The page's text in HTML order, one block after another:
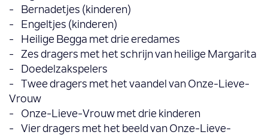
- Bernadetjes (kinderen)
- Engeltjes (kinderen)
- Heilige Begga met drie eredames
- Zes dragers met het schrijn van heilige Margarita
- Doedelzakspelers
- Twee dragers met het vaandel van Onze-Lieve-
Vrouw
- Onze-Lieve-Vrouw met drie kinderen
- Vier dragers met het beeld van Onze-Lieve-